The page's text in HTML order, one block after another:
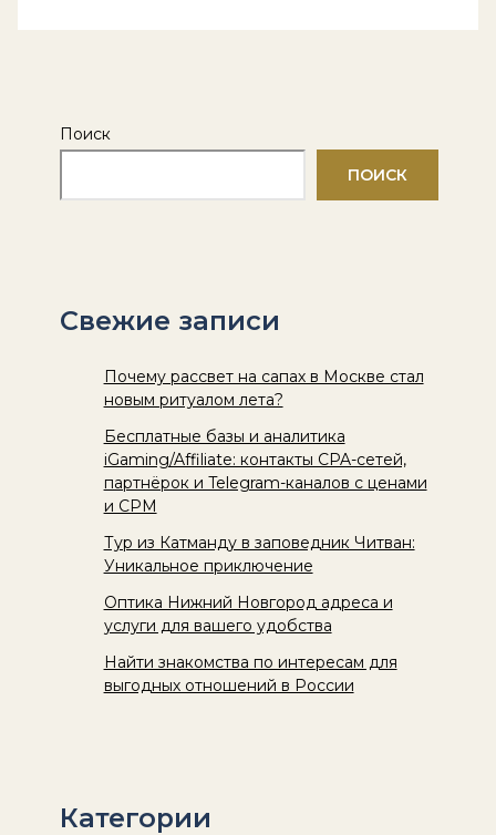
Поиск
ПОИСК
Свежие записи
Почему рассвет на сапах в Москве стал
новым ритуалом лета?
Бесплатные базы и аналитика
iGaming/Affiliate: контакты CPA-сетей,
партнёрок и Telegram-каналов с ценами
и CPM
Тур из Катманду в заповедник Читван:
Уникальное приключение
Оптика Нижний Новгород адреса и
услуги для вашего удобства
Найти знакомства по интересам для
выгодных отношений в России
Категории